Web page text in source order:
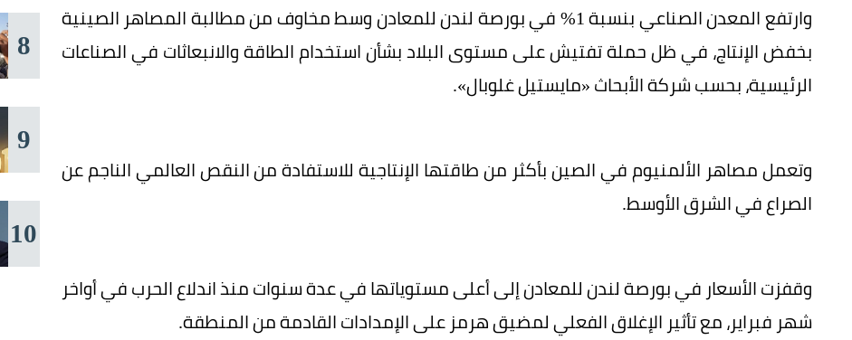
وارتفع المعدن الصناعي بنسبة 1% في بورصة لندن للمعادن وسط مخاوف من مطالبة المصاهر الصينية
بخفض الإنتاج، في ظل حملة تفتيش على مستوى البلاد بشأن استخدام الطاقة والانبعاثات في الصناعات
الرئيسية، بحسب شركة الأبحاث «مايستيل غلوبال».
وتعمل مصاهر الألمنيوم في الصين بأكثر من طاقتها الإنتاجية للاستفادة من النقص العالمي الناجم عن
الصراع في الشرق الأوسط.
وقفزت الأسعار في بورصة لندن للمعادن إلى أعلى مستوياتها في عدة سنوات منذ اندلاع الحرب في أواخر
شهر فبراير، مع تأثير الإغلاق الفعلي لمضيق هرمز على الإمدادات القادمة من المنطقة.
8
9
10